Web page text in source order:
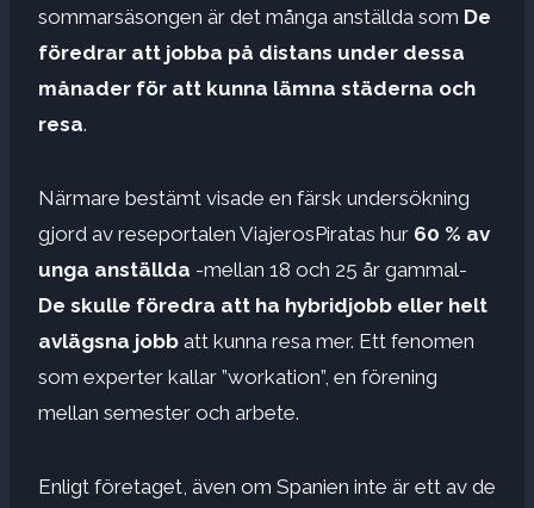
sommarsäsongen är det många anställda som De
föredrar att jobba på distans under dessa
månader för att kunna lämna städerna och
resa.
Närmare bestämt visade en färsk undersökning
gjord av reseportalen ViajerosPiratas hur 60 % av
unga anställda -mellan 18 och 25 år gammal-
De skulle föredra att ha hybridjobb eller helt
avlägsna jobb att kunna resa mer. Ett fenomen
som experter kallar ”workation”, en förening
mellan semester och arbete.
Enligt företaget, även om Spanien inte är ett av de